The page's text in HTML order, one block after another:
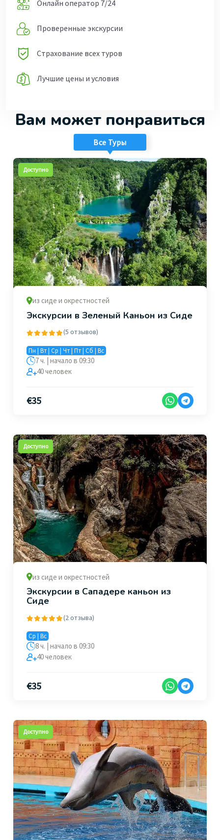
Онлайн оператор 7/24
Проверенные экскурсии
Страхование всех туров
Лучшие цены и условия
Вам может понравиться
Все Туры
Доступно
из сиде и окрестностей
Экскурсии в Зеленый Каньон из Сиде
(5 отзывов)
Пн | Вт | Ср | Чт | Пт | Сб | Вс
7 ч. | начало в 09:30
40 человек
€35
Доступно
из сиде и окрестностей
Экскурсии в Сападере каньон из
Сиде
(2 отзыва)
Ср | Вс
8 ч. | начало в 09:30
40 человек
€35
Доступно